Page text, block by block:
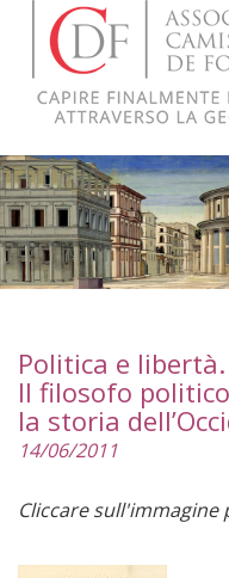
Politica e libertà.
Il filosofo
la storia
14/06/2011
Cliccare